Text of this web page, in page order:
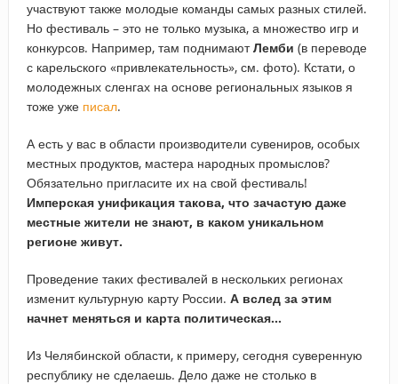
участвуют также молодые команды самых разных стилей.
Но фестиваль – это не только музыка, а множество игр и
конкурсов. Например, там поднимаютЛемби (в переводе
с карельского «привлекательность», см. фото). Кстати, о
молодежных сленгах на основе региональных языков я
тоже уже писал.
А есть у вас в области производители сувениров, особых
местных продуктов, мастера народных промыслов?
Обязательно пригласите их на свой фестиваль!
Имперская унификация такова, что зачастую даже
местные жители не знают, в каком уникальном
регионе живут.
Проведение таких фестивалей в нескольких регионах
изменит культурную карту России. А вслед за этим
начнет меняться и карта политическая…
Из Челябинской области, к примеру, сегодня суверенную
республику не сделаешь. Дело даже не столько в